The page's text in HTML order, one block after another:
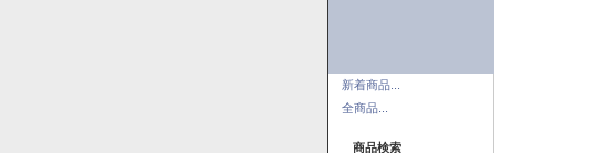
新着商品...
全商品...
商品検索